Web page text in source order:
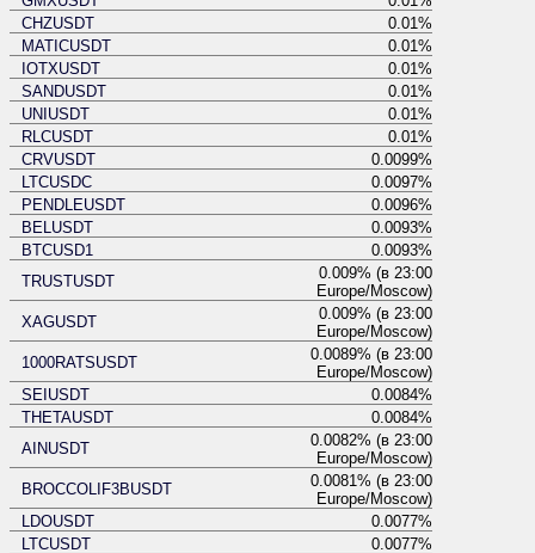
CHZUSDT
0.01%
MATICUSDT
0.01%
IOTXUSDT
0.01%
SANDUSDT
0.01%
UNIUSDT
0.01%
RLCUSDT
0.01%
CRVUSDT
0.0099%
LTCUSDC
0.0097%
PENDLEUSDT
0.0096%
BELUSDT
0.0093%
BTCUSD1
0.0093%
TRUSTUSDT
0.009% (в 23:00
Europe/Moscow)
XAGUSDT
0.009% (в 23:00
Europe/Moscow)
1000RATSUSDT
0.0089% (в 23:00
Europe/Moscow)
SEIUSDT
0.0084%
THETAUSDT
0.0084%
AINUSDT
0.0082% (в 23:00
Europe/Moscow)
BROCCOLIF3BUSDT
0.0081% (в 23:00
Europe/Moscow)
LDOUSDT
0.0077%
LTCUSDT
0.0077%